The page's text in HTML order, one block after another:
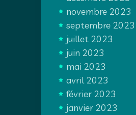
novembre 2023
septembre 2023
juillet 2023
juin 2023
mai 2023
avril 2023
février 2023
janvier 2023